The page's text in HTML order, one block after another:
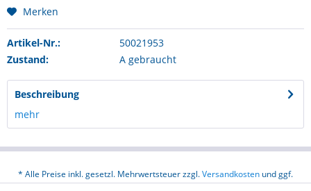
Merken
Artikel-Nr.:
50021953
Zustand:
A gebraucht
Beschreibung
mehr
* Alle Preise inkl. gesetzl. Mehrwertsteuer zzgl.Versandkosten und ggf.